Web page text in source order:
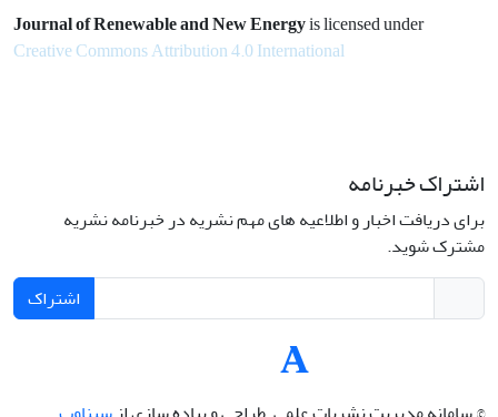
Journal of Renewable and New Energyis licensed under
Creative Commons Attribution 4.0 International
اشتراک خبرنامه
برای دریافت اخبار و اطلاعیه های مهم نشریه در خبرنامه نشریه
مشترک شوید.
اشتراک